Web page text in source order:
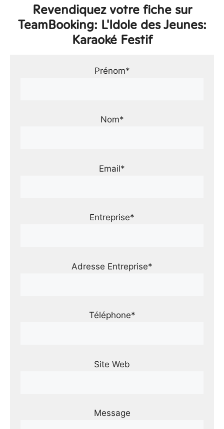
Revendiquez votre fiche sur
TeamBooking: L'Idole des Jeunes:
Karaoké Festif
Prénom*
Nom*
Email*
Entreprise*
Adresse Entreprise*
Téléphone*
Site Web
Message